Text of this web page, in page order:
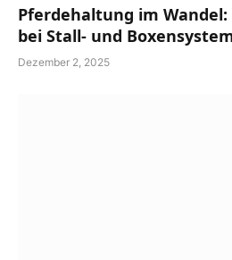
Pferdehaltung im
bei Stall- und
Dezember 2, 2025